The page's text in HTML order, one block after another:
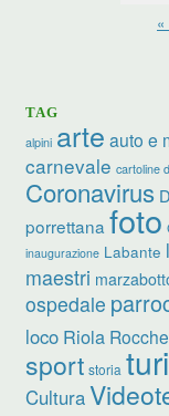
«
TAG
alpini arte auto e
carnevale cartoline
Coronavirus
porrettana foto
inaugurazione Labante
maestri
ospedale
loco Riola
sport storia
Cultura